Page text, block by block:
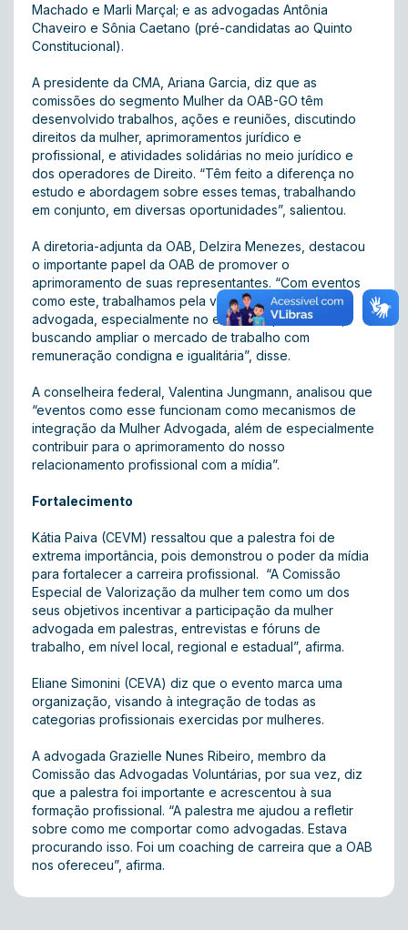
Machado e Marli Marçal; e as advogadas Antônia
Chaveiro e Sônia Caetano (pré-candidatas ao Quinto
Constitucional).
A presidente da CMA, Ariana Garcia, diz que as
comissões do segmento Mulher da OAB-GO têm
desenvolvido trabalhos, ações e reuniões, discutindo
direitos da mulher, aprimoramentos jurídico e
profissional, e atividades solidárias no meio jurídico e
dos operadores de Direito. “Têm feito a diferença no
estudo e abordagem sobre esses temas, trabalhando
em conjunto, em diversas oportunidades”, salientou.
A diretoria-adjunta da OAB, Delzira Menezes, destacou
o importante papel da OAB de promover o
aprimoramento de suas representantes. “Com eventos
como este, trabalhamos pela valorização da mulher
advogada, especialmente no exercício profissional,
buscando ampliar o mercado de trabalho com
remuneração condigna e igualitária”, disse.
A conselheira federal, Valentina Jungmann, analisou que
“eventos como esse funcionam como mecanismos de
integração da Mulher Advogada, além de especialmente
contribuir para o aprimoramento do nosso
relacionamento profissional com a mídia”.
Fortalecimento
Kátia Paiva (CEVM) ressaltou que a palestra foi de
extrema importância, pois demonstrou o poder da mídia
para fortalecer a carreira profissional. “A Comissão
Especial de Valorização da mulher tem como um dos
seus objetivos incentivar a participação da mulher
advogada em palestras, entrevistas e fóruns de
trabalho, em nível local, regional e estadual”, afirma.
Eliane Simonini (CEVA) diz que o evento marca uma
organização, visando à integração de todas as
categorias profissionais exercidas por mulheres.
A advogada Grazielle Nunes Ribeiro, membro da
Comissão das Advogadas Voluntárias, por sua vez, diz
que a palestra foi importante e acrescentou à sua
formação profissional. “A palestra me ajudou a refletir
sobre como me comportar como advogadas. Estava
procurando isso. Foi um coaching de carreira que a OAB
nos ofereceu”, afirma.